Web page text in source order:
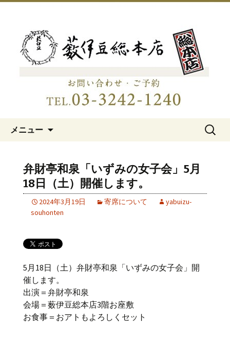
日本橋の老舗蕎麦屋「藪伊豆総
本店」
メニュー
検
弁財亭和泉「いずみの女子会」5月
18日（土）開催します。
2024年3月19日 寄席について
yabuizu-
souhonten
5月18日（土）弁財亭和泉「いずみの女子会」開
催します。
出演＝弁財亭和泉
会場＝薮伊豆総本店3階お座敷
お食事＝おアトもよろしくセット